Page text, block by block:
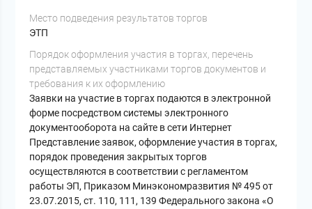
Место подведения результатов торгов
ЭТП
Порядок оформления участия в торгах, перечень
представляемых участниками торгов документов и
требования к их оформлению
Заявки на участие в торгах подаются в электронной
форме посредством системы электронного
документооборота на сайте в сети Интернет
Представление заявок, оформление участия в торгах,
порядок проведения закрытых торгов
осуществляются в соответствии с регламентом
работы ЭП, Приказом Минэкономразвития № 495 от
23.07.2015, ст. 110, 111, 139 Федерального закона «О